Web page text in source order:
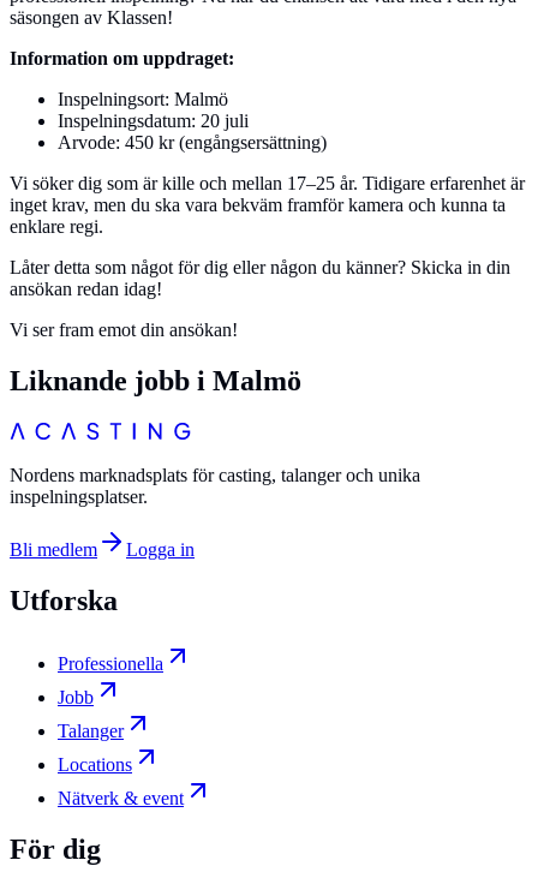
säsongen av Klassen!
Information om uppdraget:
Inspelningsort: Malmö
Inspelningsdatum: 20 juli
Arvode: 450 kr (engångsersättning)
Vi söker dig som är kille och mellan 17–25 år. Tidigare erfarenhet är
inget krav, men du ska vara bekväm framför kamera och kunna ta
enklare regi.
Låter detta som något för dig eller någon du känner? Skicka in din
ansökan redan idag!
Vi ser fram emot din ansökan!
Liknande jobb i Malmö
Nordens marknadsplats för casting, talanger och unika
inspelningsplatser.
Bli medlem Logga in
Utforska
Professionella
Jobb
Talanger
Locations
Nätverk & event
För dig